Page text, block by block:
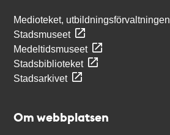
Medioteket, utbildningsförvaltningen
Stadsmuseet
Medeltidsmuseet
Stadsbiblioteket
Stadsarkivet
Om webbplatsen